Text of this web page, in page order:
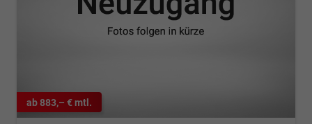
ab 883,– € mtl.